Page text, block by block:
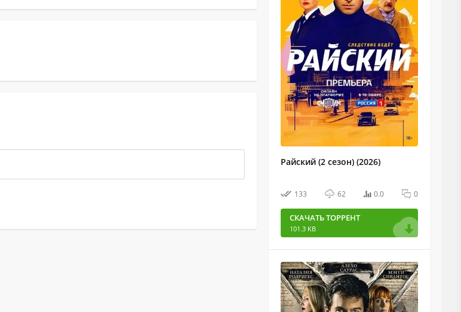
Райский (2 сезон) (2026)
133 62 0.0 0
СКАЧАТЬ ТОРРЕНТ
101.3 KB